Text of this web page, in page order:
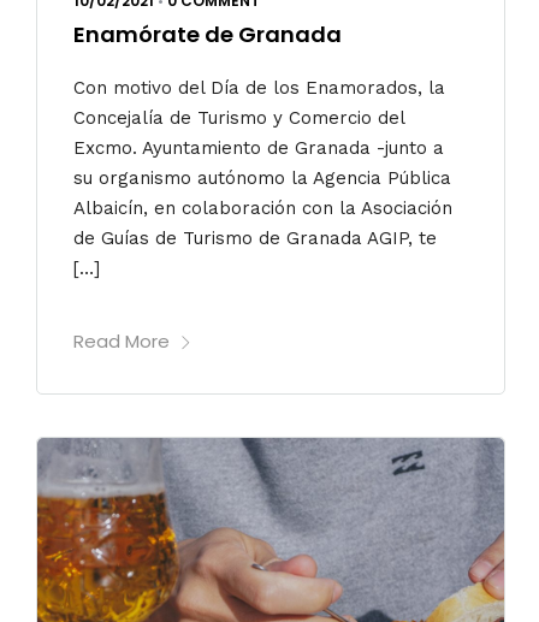
Enamórate de Granada
Con motivo del Día de los Enamorados, la
Concejalía de Turismo y Comercio del
Excmo. Ayuntamiento de Granada -junto a
su organismo autónomo la Agencia Pública
Albaicín, en colaboración con la Asociación
de Guías de Turismo de Granada AGIP, te
[…]
Read More